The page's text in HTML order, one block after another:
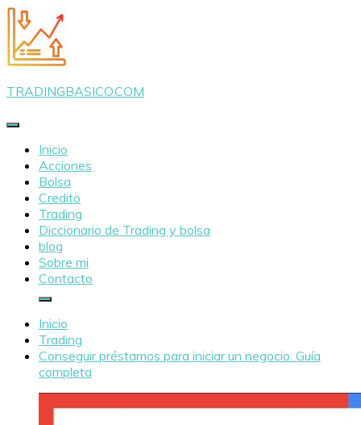
Saltar
al
contenido
TRADINGBASICO.COM
Inicio
Acciones
Bolsa
Credito
Trading
Diccionario de Trading y bolsa
blog
Sobre mi
Contacto
Inicio
Trading
Conseguir préstamos para iniciar un negocio: Guía
completa